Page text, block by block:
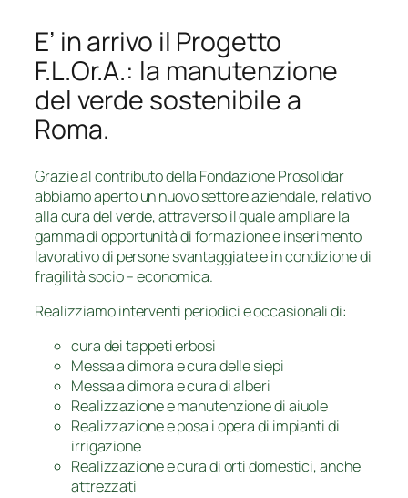
E’ in arrivo il Progetto
F.L.Or.A.: la manutenzione
del verde sostenibile a
Roma.
Grazie al contributo della Fondazione Prosolidar
abbiamo aperto un nuovo settore aziendale, relativo
alla cura del verde, attraverso il quale ampliare la
gamma di opportunità di formazione e inserimento
lavorativo di persone svantaggiate e in condizione di
fragilità socio – economica.
Realizziamo interventi periodici e occasionali di:
cura dei tappeti erbosi
Messa a dimora e cura delle siepi
Messa a dimora e cura di alberi
Realizzazione e manutenzione di aiuole
Realizzazione e posa i opera di impianti di
irrigazione
Realizzazione e cura di orti domestici, anche
attrezzati